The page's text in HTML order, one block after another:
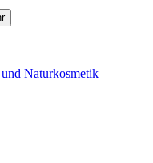
Naturkosmetik